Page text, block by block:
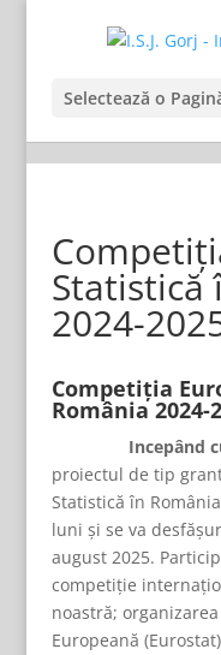
Selectează o
Statistică
2024-
Competiția
România 2024-
Incepând cu 1
proiectul de tip
Statistică în
luni și se va
august 2025.
competiție
noastră;
Europeană